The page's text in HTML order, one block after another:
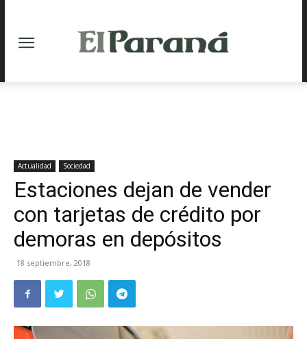
Actualidad Sociedad
Estaciones dejan de vender
con tarjetas de crédito por
demoras en depósitos
18 septiembre, 2018